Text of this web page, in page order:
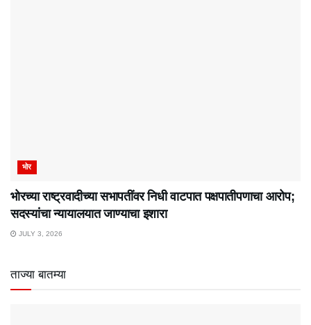
भोर
भोरच्या राष्ट्रवादीच्या सभापतींवर निधी वाटपात पक्षपातीपणाचा आरोप;
सदस्यांचा न्यायालयात जाण्याचा इशारा
JULY 3, 2026
ताज्या बातम्या